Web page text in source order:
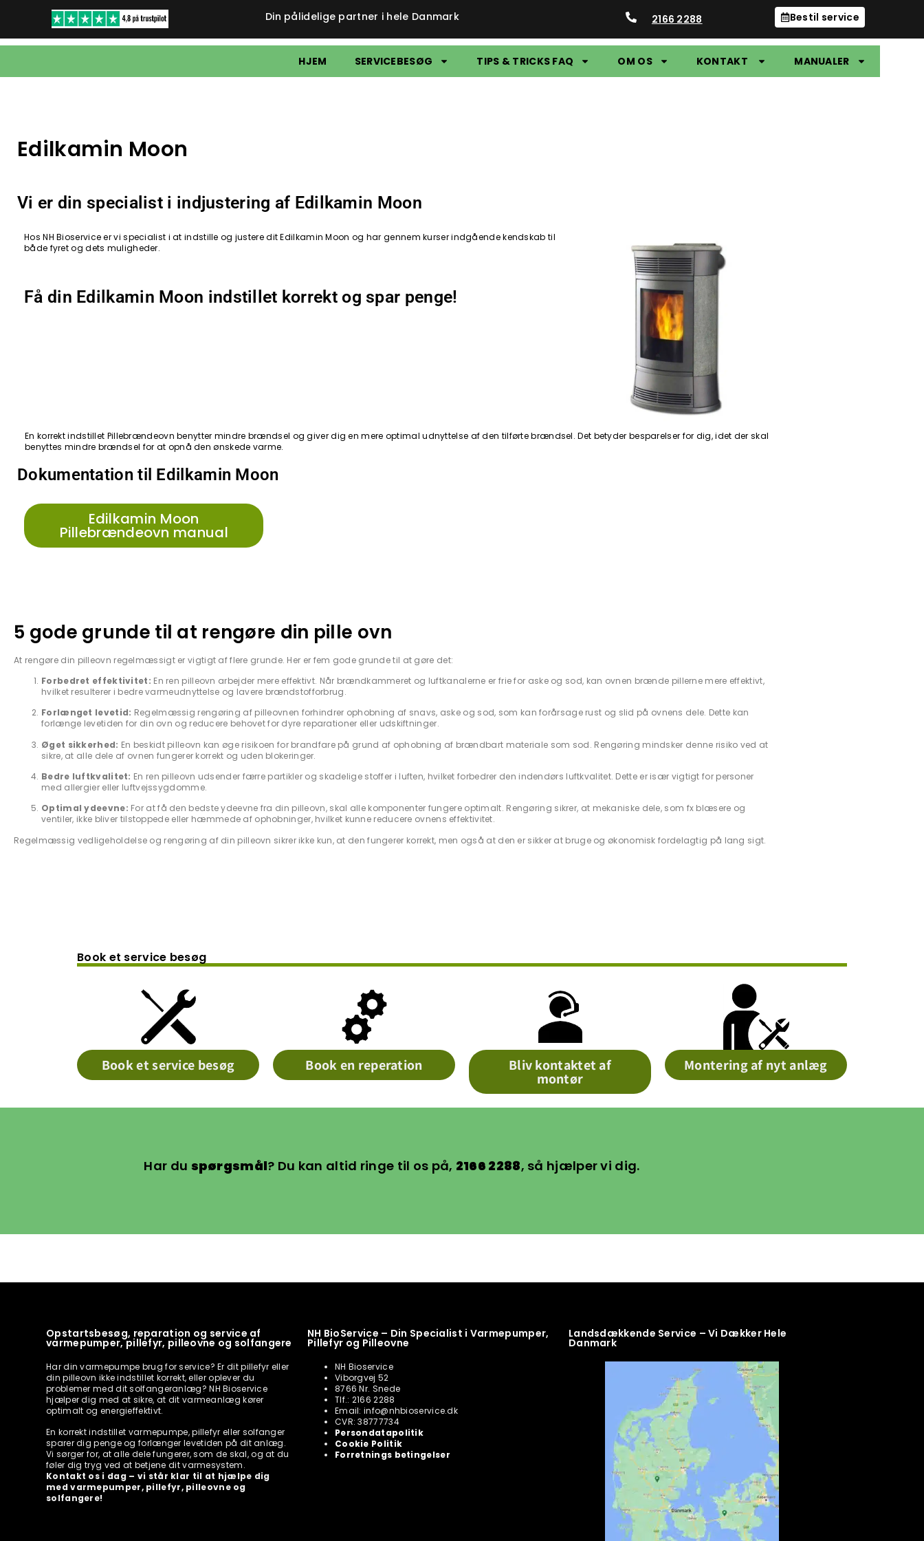
Din pålidelige partner i hele Danmark 2166 2288 Bestil service
HJEM SERVICEBESØG TIPS & TRICKS FAQ OM OS KONTAKT MANUALER
Edilkamin Moon
Vi er din specialist i indjustering af Edilkamin Moon
Hos NH Bioservice er vi specialist i at indstille og justere dit Edilkamin Moon og har gennem kurser indgående kendskab til
både fyret og dets muligheder.
Få din Edilkamin Moon indstillet korrekt og spar penge!
En korrekt indstillet Pillebrændeovn benytter mindre brændsel og giver dig en mere optimal udnyttelse af den tilførte brændsel. Det betyder besparelser for dig, idet der skal
benyttes mindre brændsel for at opnå den ønskede varme.
Dokumentation til Edilkamin Moon
Edilkamin Moon
Pillebrændeovn manual
5 gode grunde til at rengøre din pille ovn
At rengøre din pilleovn regelmæssigt er vigtigt af flere grunde. Her er fem gode grunde til at gøre det:
Forbedret effektivitet: En ren pilleovn arbejder mere effektivt. Når brændkammeret og luftkanalerne er frie for aske og sod, kan ovnen brænde pillerne mere effektivt,
hvilket resulterer i bedre varmeudnyttelse og lavere brændstofforbrug.
Forlænget levetid: Regelmæssig rengøring af pilleovnen forhindrer ophobning af snavs, aske og sod, som kan forårsage rust og slid på ovnens dele. Dette kan
forlænge levetiden for din ovn og reducere behovet for dyre reparationer eller udskiftninger.
Øget sikkerhed: En beskidt pilleovn kan øge risikoen for brandfare på grund af ophobning af brændbart materiale som sod. Rengøring mindsker denne risiko ved at
sikre, at alle dele af ovnen fungerer korrekt og uden blokeringer.
Bedre luftkvalitet: En ren pilleovn udsender færre partikler og skadelige stoffer i luften, hvilket forbedrer den indendørs luftkvalitet. Dette er især vigtigt for personer
med allergier eller luftvejssygdomme.
Optimal ydeevne: For at få den bedste ydeevne fra din pilleovn, skal alle komponenter fungere optimalt. Rengøring sikrer, at mekaniske dele, som fx blæsere og
ventiler, ikke bliver tilstoppede eller hæmmede af ophobninger, hvilket kunne reducere ovnens effektivitet.
Regelmæssig vedligeholdelse og rengøring af din pilleovn sikrer ikke kun, at den fungerer korrekt, men også at den er sikker at bruge og økonomisk fordelagtig på lang sigt.
Book et service besøg
Book et service besøg Book en reperation Bliv kontaktet af
montør
Montering af nyt anlæg
Har du spørgsmål? Du kan altid ringe til os på, 2166 2288, så hjælper vi dig.
Opstartsbesøg, reparation og service af
varmepumper, pillefyr, pilleovne og solfangere
Har din varmepumpe brug for service? Er dit pillefyr eller
din pilleovn ikke indstillet korrekt, eller oplever du
problemer med dit solfangeranlæg? NH Bioservice
hjælper dig med at sikre, at dit varmeanlæg kører
optimalt og energieffektivt.
En korrekt indstillet varmepumpe, pillefyr eller solfanger
sparer dig penge og forlænger levetiden på dit anlæg.
Vi sørger for, at alle dele fungerer, som de skal, og at du
føler dig tryg ved at betjene dit varmesystem.
Kontakt os i dag – vi står klar til at hjælpe dig
med varmepumper, pillefyr, pilleovne og
solfangere!
NH BioService – Din Specialist i Varmepumper,
Pillefyr og Pilleovne
NH Bioservice
Viborgvej 52
8766 Nr. Snede
Tlf.: 2166 2288
Email: info@nhbioservice.dk
CVR: 38777734
Persondatapolitik
Cookie Politik
Forretnings betingelser
Landsdækkende Service – Vi Dækker Hele
Danmark